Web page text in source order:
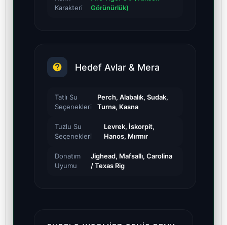
Karakteri
Görünürlük)
Hedef Avlar & Mera
Tatlı Su
Seçenekleri
Perch, Alabalık, Sudak,
Turna, Kasna
Tuzlu Su
Seçenekleri
Levrek, İskorpit,
Hanos, Mırmır
Donatım
Uyumu
Jighead, Mafsallı, Carolina
/ Texas Rig